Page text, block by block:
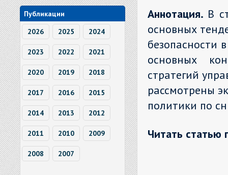
Публикации
2026
2025 2024
2023 2022 2021
2020 2019 2018
2017 2016 2015
2014 2013 2012
2011 2010 2009
2008 2007
Аннотация. В
основных
безопасности
основных
стратегий
рассмотрены
политики по
Читать статью